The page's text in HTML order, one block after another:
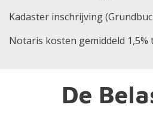
Kadaster inschrijving
Notaris kosten gemiddeld 1,5%
De